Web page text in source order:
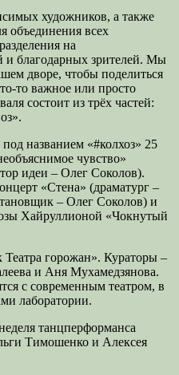
художников, а также
объединения всех
на
и благодарных зрителей. Мы
дворе, чтобы поделиться
то важное или просто
состоит из трёх частей:
названием «#колхоз» 25
чувство»
идеи – Олег Соколов).
«Стена» (драматург –
– Олег Соколов) и
Хайруллионой «Чокнутый
горожан». Кураторы –
и Аня Мухамедзянова.
с современным театром, в
лаборатории.
танцперформанса
Тимошенко и Алексея